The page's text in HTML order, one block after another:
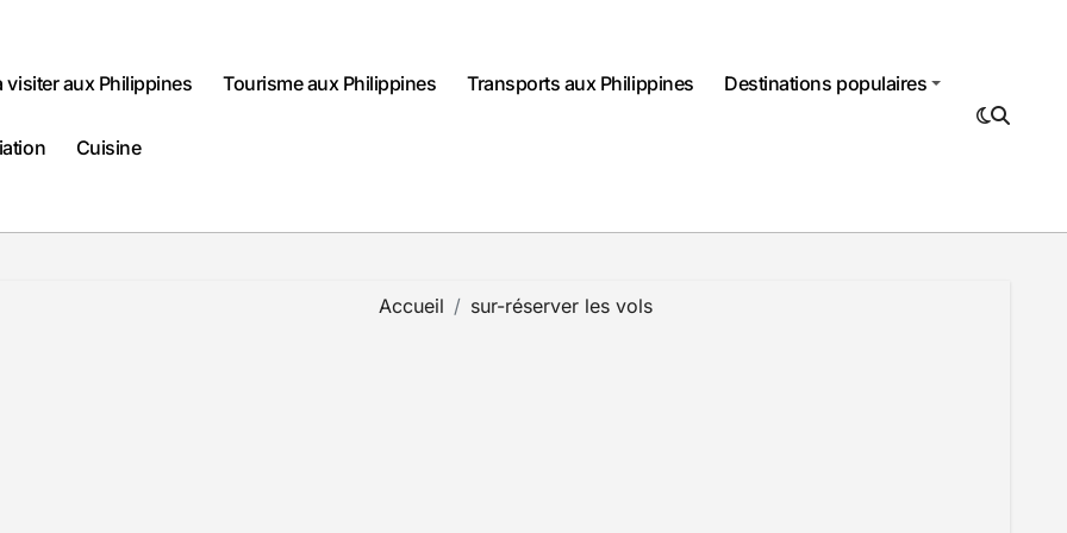
visiter aux Philippines
Tourisme aux Philippines Transports aux Philippines Destinations populaires
Cuisine
Accueil sur-réserver les vols